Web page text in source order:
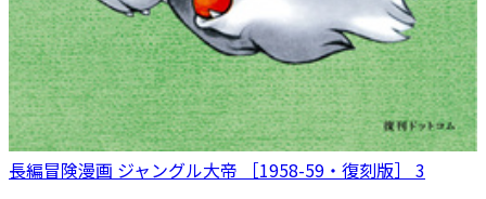
長編冒険漫画 ジャングル大帝 ［1958-59・復刻版］ 3